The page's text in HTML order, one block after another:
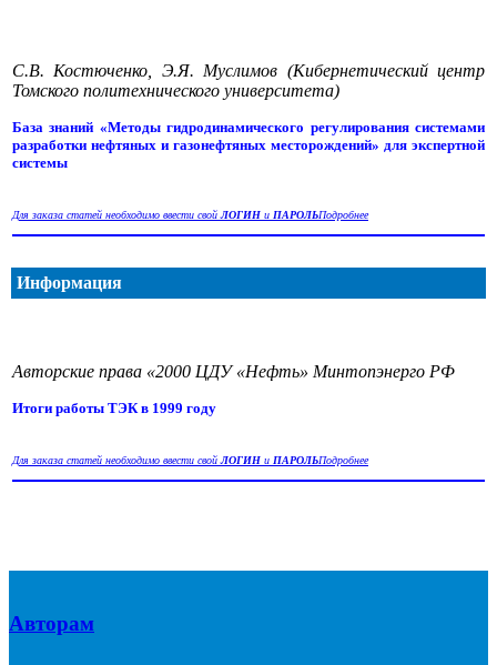
С.В. Костюченко, Э.Я. Муслимов (Кибернетический центр
Томского политехнического университета)
База знаний «Методы гидродинамического регулирования системами
разработки нефтяных и газонефтяных месторождений» для экспертной
системы
Для заказа статей необходимо ввести свойЛОГИН и ПАРОЛЬПодробнее
Информация
Авторские права «2000 ЦДУ «Нефть» Минтопэнерго РФ
Итоги работы ТЭК в 1999 году
Для заказа статей необходимо ввести свойЛОГИН и ПАРОЛЬПодробнее
Авторам